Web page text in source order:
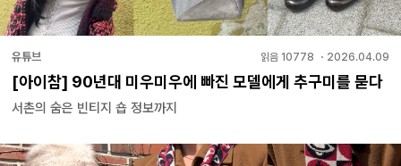
유튜브 읽음 10778 ・ 2026.04.09
[아이참] 90년대 미우미우에 빠진 모델에게 추구미를 묻다
서촌의 숨은 빈티지 숍 정보까지